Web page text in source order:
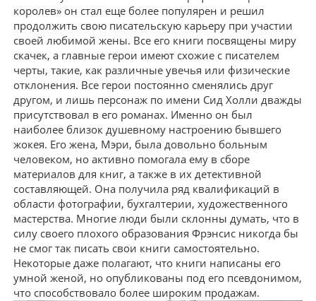
королев» он стал еще более популярен и решил
продолжить свою писательскую карьеру при участии
своей любимой жены. Все его книги посвящены миру
скачек, а главные герои имеют схожие с писателем
черты, такие, как различные увечья или физические
отклонения. Все герои постоянно сменялись друг
другом, и лишь персонаж по имени Сид Холли дважды
присутствовал в его романах. Именно он был
наиболее близок душевному настроению бывшего
жокея. Его жена, Мэри, была довольно больным
человеком, но активно помогала ему в сборе
материалов для книг, а также в их детективной
составляющей. Она получила ряд квалификаций в
области фотографии, бухгалтерии, художественного
мастерства. Многие люди были склонны думать, что в
силу своего плохого образования Фрэнсис никогда бы
не смог так писать свои книги самостоятельно.
Некоторые даже полагают, что книги написаны его
умной женой, но опубликованы под его псевдонимом,
что способствовало более широким продажам.